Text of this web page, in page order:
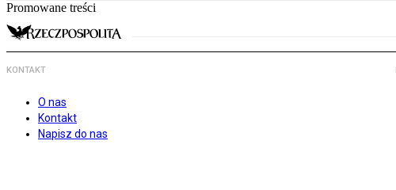
Promowane treści
KONTAKT
O nas
Kontakt
Napisz do nas